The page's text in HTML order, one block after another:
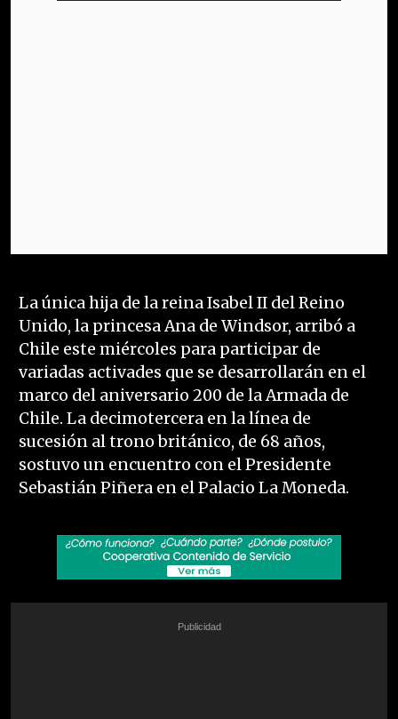
La única hija de la reina Isabel II del Reino
Unido, la princesa Ana de Windsor, arribó a
Chile este miércoles para participar de
variadas activades que se desarrollarán en el
marco del aniversario 200 de la Armada de
Chile. La decimotercera en la línea de
sucesión al trono británico, de 68 años,
sostuvo un encuentro con el Presidente
Sebastián Piñera en el Palacio La Moneda.